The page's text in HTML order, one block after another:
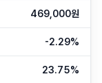
469,000원
-2.29%
23.75%